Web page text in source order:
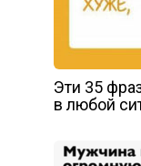
Эти 35
в любой